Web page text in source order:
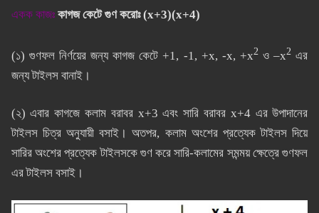
একক কাজঃ কাগজ কেটে গুণ করোঃ (x+3)(x+4)
(১) গুণফল নির্ণয়ের জন্য কাগজ কেটে +1, -1, +x, -x, +x2ও –x2 এর
জন্য টাইলস বানাই।
(২) এবার কাগজে কলাম বরাবর x+3 এবং সারি বরাবর x+4 এর উপাদানের
টাইলস চিত্র অনুযায়ী বসাই। অতপর, কলাম অংশের প্রত্যেক টাইলস দিয়ে
সারির অংশের প্রত্যেক টাইলসকে গুণ করে সারি-কলামের সমন্ময় ক্ষেত্রে গুণফল
এর টাইলস বসাই।